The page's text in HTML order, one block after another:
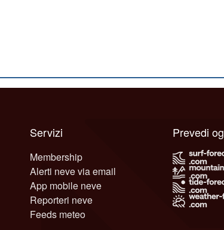
Servizi
Membership
Alerti neve via email
App mobile neve
Reporteri neve
Feeds meteo
Prevedi